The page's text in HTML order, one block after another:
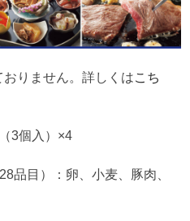
おりません。詳しくはこち
3個入）×4
品目）：卵、小麦、豚肉、